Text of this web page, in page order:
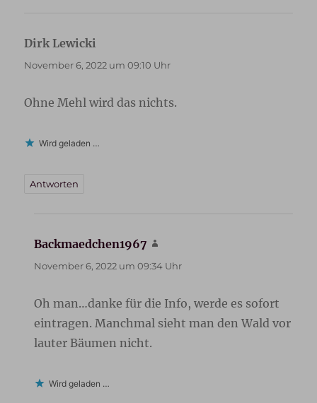
Dirk Lewicki
November 6, 2022 um 09:10 Uhr
Ohne Mehl wird das nichts.
Wird geladen …
Antworten
Backmaedchen1967
November 6, 2022 um 09:34 Uhr
Oh man…danke für die Info, werde es sofort
eintragen. Manchmal sieht man den Wald vor
lauter Bäumen nicht.
Wird geladen …